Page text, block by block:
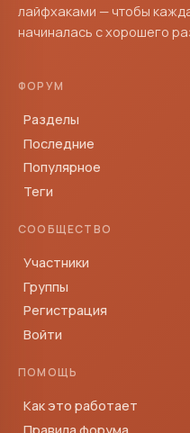
лайфхаками — чтобы
начиналась с хорошего
ФОРУМ
Разделы
Последние
Популярное
Теги
СООБЩЕСТВО
Участники
Группы
Регистрация
Войти
ПОМОЩЬ
Как это работает
Правила форума